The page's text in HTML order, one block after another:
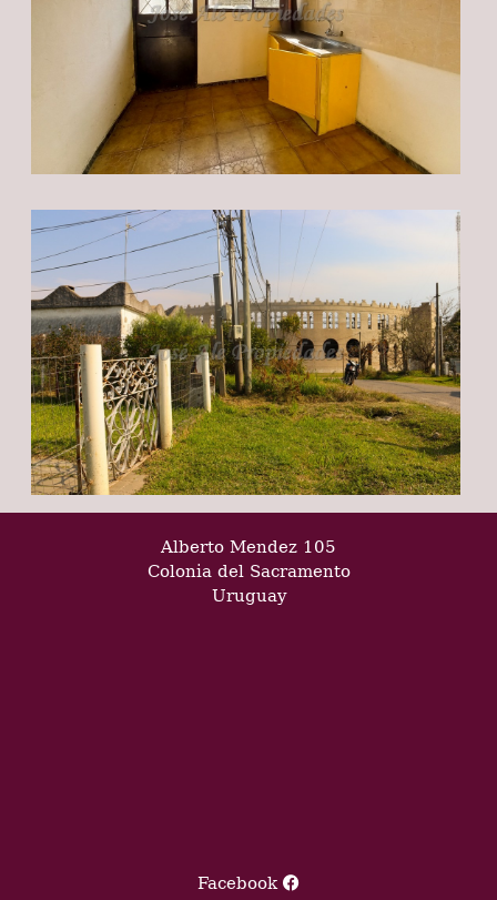
Alberto Mendez 105
Colonia del Sacramento
Uruguay
Facebook